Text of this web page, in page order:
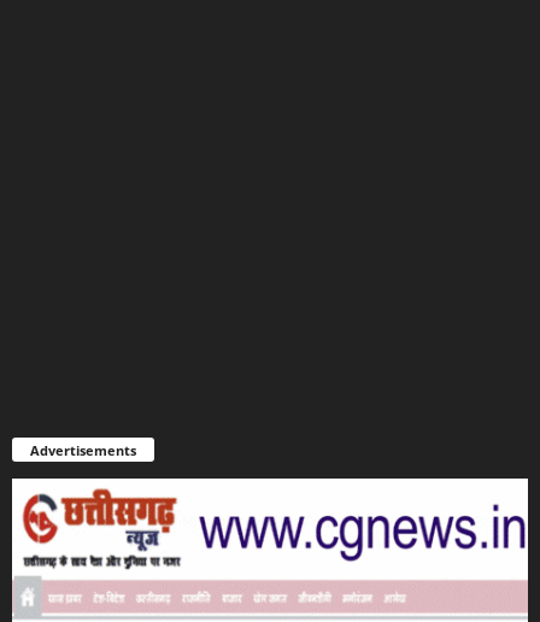
Advertisements